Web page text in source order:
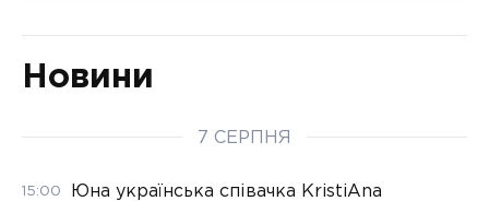
Новини
7 СЕРПНЯ
15:00
Юна українська співачка KristiAna